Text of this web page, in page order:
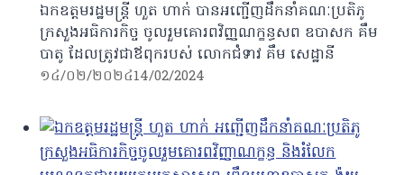
ឯកឧត្ដមរដ្ឋមន្រ្តី ហួត ហាក់ បានអញ្ជើញដឹកនាំគណៈប្រតិភូ
ក្រសួងអធិការកិច្ច ចូលរួមគោរពវិញ្ញណក្ខន្ធសព ឧបាសក​ គឹម​
បាតូ​ ដែលត្រូវជា​ឪពុក​របស់​ លោក​ជំទាវ​ គឹម​ សេដ្ឋានី​
១៤/០២/២០២៤14/02/2024